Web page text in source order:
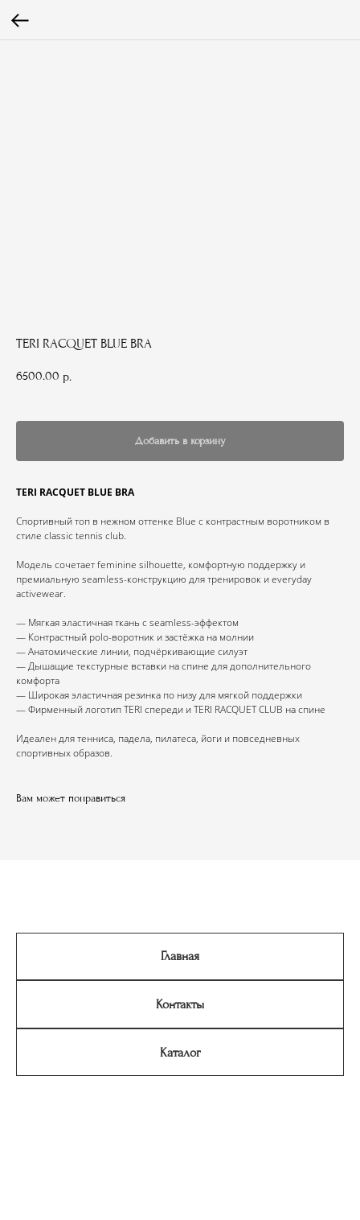
TERI RACQUET BLUE BRA
6500.00 р.
Добавить в корзину
TERI RACQUET BLUE BRA
Спортивный топ в нежном оттенке Blue с контрастным воротником в
стиле classic tennis club.
Модель сочетает feminine silhouette, комфортную поддержку и
премиальную seamless-конструкцию для тренировок и everyday
activewear.
— Мягкая эластичная ткань с seamless-эффектом
— Контрастный polo-воротник и застёжка на молнии
— Анатомические линии, подчёркивающие силуэт
— Дышащие текстурные вставки на спине для дополнительного
комфорта
— Широкая эластичная резинка по низу для мягкой поддержки
— Фирменный логотип TERI спереди и TERI RACQUET CLUB на спине
Идеален для тенниса, падела, пилатеса, йоги и повседневных
спортивных образов.
Вам может понравиться
Главная
Контакты
Каталог